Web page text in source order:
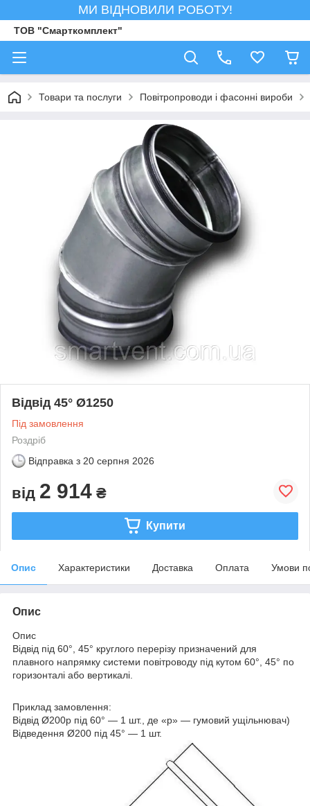
МИ ВІДНОВИЛИ РОБОТУ!
ТОВ "Смарткомплект"
Товари та послуги Повітропроводи і фасонні вироби
Відвід 45° Ø1250
Під замовлення
Роздріб
Відправка з 20 серпня 2026
від 2 914 ₴
Купити
Опис Характеристики Доставка Оплата Умови
Опис
Опис
Відвід під 60°, 45° круглого перерізу призначений для
плавного напрямку системи повітроводу під кутом 60°, 45° по
горизонталі або вертикалі.
Приклад замовлення:
Відвід Ø200р під 60° — 1 шт., де «р» — гумовий ущільнювач)
Відведення Ø200 під 45° — 1 шт.